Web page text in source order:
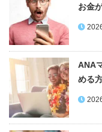
お金
ANA
める